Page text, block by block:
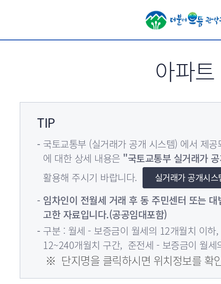
아파트
TIP
국토교통부 (실거래가 공개 시스템) 에서 제
에 대한 상세 내용은 "국토교통부 실거래가
활용해 주시기 바랍니다.
실거래가 공개시
임차인이 전월세 거래 후 동 주민센터 또는
고한 자료입니다.(공공임대포함)
구분 : 월세 - 보증금이 월세의 12개월치 이
12~240개월치 구간, 준전세 - 보증금이 월세
※ 단지명을 클릭하시면 위치정보를 확